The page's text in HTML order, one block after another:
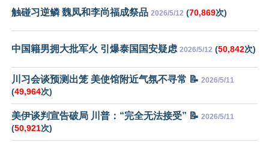
触碰习逆鳞 魏凤和李尚福成祭品 2026/5/12 (70,869次)
中国籍男拥大批军火 引爆泰国国安疑虑 2026/5/12 (50,842次)
川习会谈预测出笼 美使馆附近气氛不寻常 📝 2026/5/11
(49,964次)
美伊谈判宣告破局 川普：“完全无法接受” 📝 2026/5/11
(50,921次)